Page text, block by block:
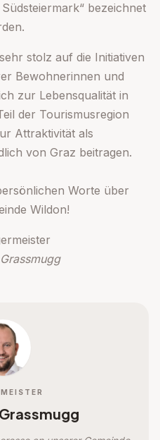
bezeichnet
stolz auf die Initiativen
Bewohnerinnen und
zur Lebensqualität in
der Tourismusregion
Attraktivität als
von Graz beitragen.
Worte über
Wildon!